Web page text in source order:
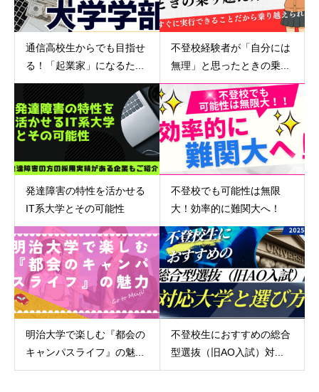
通信高校生からでも目指せ
る！「起業家」になるた...
不登校経験者が「自分には
無理」と思ったときの乗...
発達障害の特性を活かせる
IT系大学とその可能性
不登校でも可能性は無限
大！効率的に難関大へ！
明治大学で楽しむ『都会の
キャンパスライフ』の魅...
不登校生におすすめの総合
型選抜（旧AO入試）対...